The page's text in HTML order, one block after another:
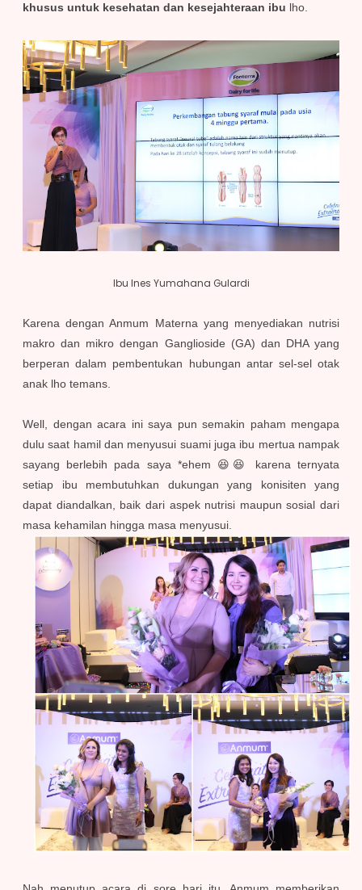
khusus untuk kesehatan dan kesejahteraan ibu lho.
Ibu Ines Yumahana Gulardi
Karena dengan Anmum Materna yang menyediakan nutrisi
makro dan mikro dengan Ganglioside (GA) dan DHA yang
berperan dalam pembentukan hubungan antar sel-sel otak
anak lho temans.
Well, dengan acara ini saya pun semakin paham mengapa
dulu saat hamil dan menyusui suami juga ibu mertua nampak
sayang berlebih pada saya *ehem 😆😆 karena ternyata
setiap ibu membutuhkan dukungan yang konisiten yang
dapat diandalkan, baik dari aspek nutrisi maupun sosial dari
masa kehamilan hingga masa menyusui.